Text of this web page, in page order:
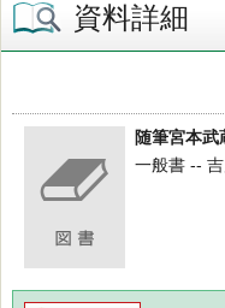
資料詳細
随筆宮本武
一般書 --